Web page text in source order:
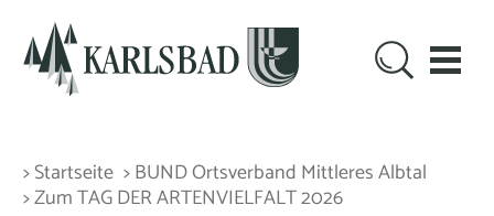
> Startseite > BUND Ortsverband Mittleres Albtal
> Zum TAG DER ARTENVIELFALT 2026